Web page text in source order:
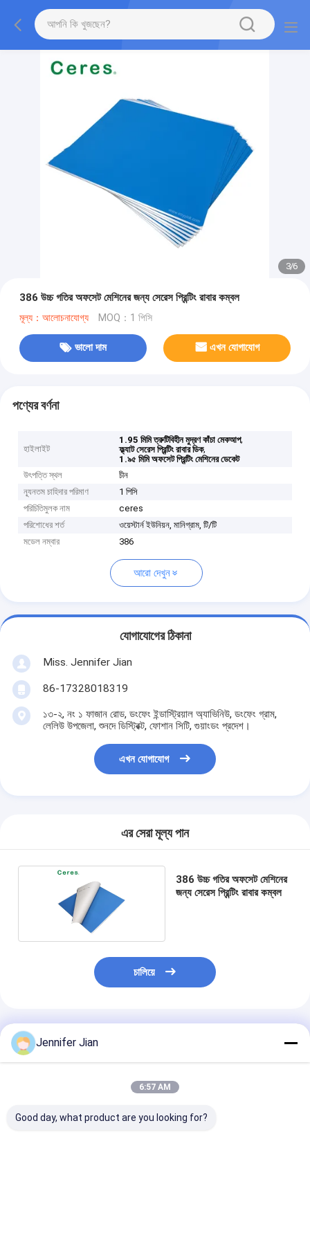
3/6
386 উচ্চ গতির অফসেট মেশিনের জন্য সেরেস প্রিন্টিং রাবার কম্বল
মূল্য：আলোচনাযোগ্য MOQ：1 পিসি
ভালো দাম এখন যোগাযোগ
পণ্যের বর্ণনা
হাইলাইট
1.95 মিমি ত্রুটিবিহীন মুদ্রণ কাঁচা মেকআপ,
ফ্ল্যাট সেরেস প্রিন্টিং রাবার ডিক,
1.৯৫ মিমি অফসেট প্রিন্টিং মেশিনের ডেকেট
উৎপত্তি স্থল
চীন
ন্যূনতম চাহিদার পরিমাণ
1 পিসি
পরিচিতিমুলক নাম
ceres
পরিশোধের শর্ত
ওয়েস্টার্ন ইউনিয়ন, মানিগ্রাম, টি/টি
মডেল নম্বার
386
আরো দেখুন
যোগাযোগের ঠিকানা
Miss. Jennifer Jian
86-17328018319
১৩-২, নং ১ ফাজান রোড, ডংফেং ইন্ডাস্ট্রিয়াল অ্যাভিনিউ, ডংফেং গ্রাম,
লেলিউ উপজেলা, শুনদে ডিস্ট্রিক্ট, ফোশান সিটি, গুয়াংডং প্রদেশ।
এখন যোগাযোগ
এর সেরা মূল্য পান
386 উচ্চ গতির অফসেট মেশিনের
জন্য সেরেস প্রিন্টিং রাবার কম্বল
চালিয়ে
প্রস্তাবিত পণ্য
Jennifer Jian
6:57 AM
Good day, what product are you looking for?